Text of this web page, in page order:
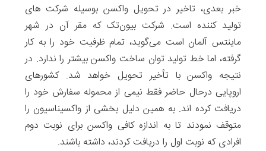
خبر بعدی، تاخیر در تحویل واکسن بوسیله شرکت های
تولید کننده است. شرکت بیون‌تک که مقر آن در شهر
ماینتس آلمان است می‌گوید، تمام ظرفیت خود را به کار
گرفته، اما خط تولید توان ساخت واکسن بیشتر را ندارد. در
نتیجه واکسن با تأخیر تحویل خواهد شد. کشورهای
اروپایی درحال حاضر فقط نیمی از محموله سفارش خود را
دریافت کرده اند. به همین دلیل بخشی از واکسیناسیون را
متوقف نمودند تا به اندازه کافی واکسن برای نوبت دوم
افرادی که نوبت اول را دریافت کردند، داشته باشند.